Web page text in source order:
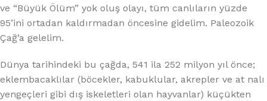
ve “Büyük Ölüm” yok oluş olayı, tüm canlıların yüzde
95’ini ortadan kaldırmadan öncesine gidelim. Paleozoik
Çağ’a gelelim.
Dünya tarihindeki bu çağda, 541 ila 252 milyon yıl önce;
eklembacaklılar (böcekler, kabuklular, akrepler ve at nalı
yengeçleri gibi dış iskeletleri olan hayvanlar) küçükten